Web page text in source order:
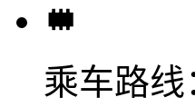
乘车路线